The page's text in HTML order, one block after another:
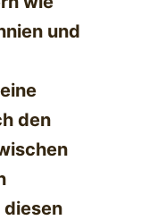
und
den
diesen